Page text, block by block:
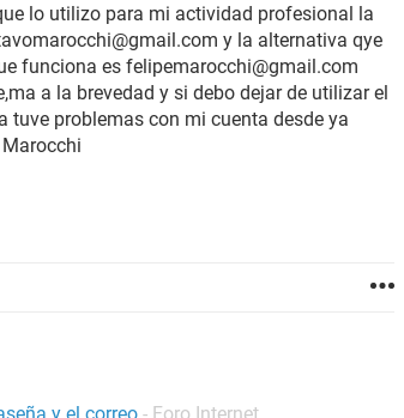
lo utilizo para mi actividad profesional la
y la alternativa qye
funciona es felipemarocchi@gmail.com
a la brevedad y si debo dejar de utilizar el
tuve problemas con mi cuenta desde ya